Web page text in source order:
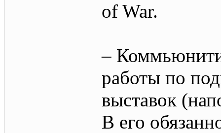
of War.
–
работы по
выставок
В его